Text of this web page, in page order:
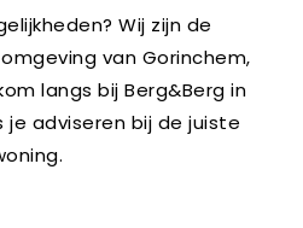
Wij zijn de
van Gorinchem,
langs bij Berg&Berg in
adviseren bij de juiste